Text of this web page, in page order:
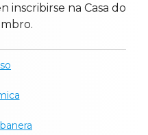
inscribirse na Casa do